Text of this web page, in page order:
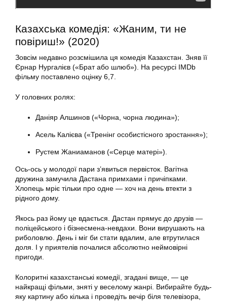
Казахська комедія: «Жаним, ти не
повіриш!» (2020)
Зовсім недавно розсмішила ця комедія Казахстан. Зняв її
Єрнар Нургалієв («Брат або шлюб»). На ресурсі IMDb
фільму поставлено оцінку 6,7.
У головних ролях:
Даніяр Алшинов («Чорна, чорна людина»);
Асель Калієва («Тренінг особистісного зростання»);
Рустем Жаниаманов («Серце матері»).
Ось-ось у молодої пари з’явиться первісток. Вагітна
дружина замучила Дастана примхами і причіпками.
Хлопець мріє тільки про одне — хоч на день втекти з
рідного дому.
Якось раз йому це вдається. Дастан прямує до друзів —
поліцейського і бізнесмена-невдахи. Вони вирушають на
риболовлю. День і міг би стати вдалим, але втрутилася
доля. І у приятелів почалися абсолютно неймовірні
пригоди.
Колоритні казахстанські комедії, згадані вище, — це
найкращі фільми, зняті у веселому жанрі. Вибирайте будь-
яку картину або кілька і проведіть вечір біля телевізора,